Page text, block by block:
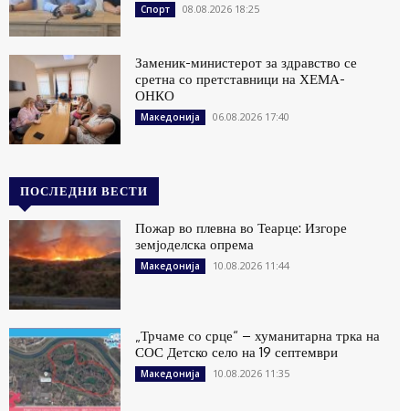
Спорт 08.08.2026 18:25
Заменик-министерот за здравство се
сретна со претставници на ХЕМА-
ОНКО
Македонија 06.08.2026 17:40
ПОСЛЕДНИ ВЕСТИ
Пожар во плевна во Теарце: Изгоре
земјоделска опрема
Македонија 10.08.2026 11:44
„Трчаме со срце“ – хуманитарна трка на
СОС Детско село на 19 септември
Македонија 10.08.2026 11:35